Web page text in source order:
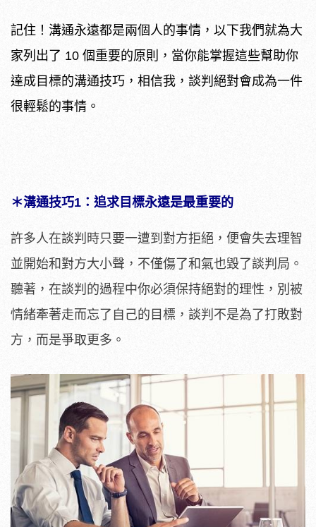
記住！溝通永遠都是兩個人的事情，以下我們就為大
家列出了 10 個重要的原則，當你能掌握這些幫助你
達成目標的溝通技巧，相信我，談判絕對會成為一件
很輕鬆的事情。
＊溝通技巧1：追求目標永遠是最重要的
許多人在談判時只要一遭到對方拒絕，便會失去理智
並開始和對方大小聲，不僅傷了和氣也毀了談判局。
聽著，在談判的過程中你必須保持絕對的理性，別被
情緒牽著走而忘了自己的目標，談判不是為了打敗對
方，而是爭取更多。